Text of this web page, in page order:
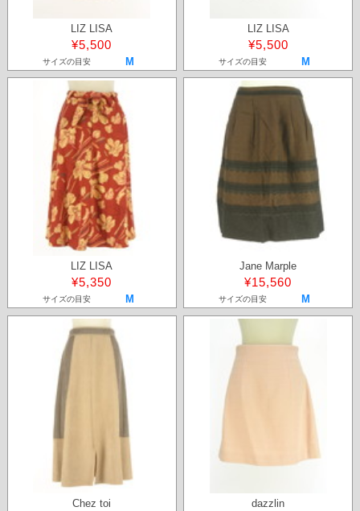
LIZ LISA
¥5,500
サイズの目安 M
LIZ LISA
¥5,500
サイズの目安 M
LIZ LISA
¥5,350
サイズの目安 M
Jane Marple
¥15,560
サイズの目安 M
Chez toi dazzlin